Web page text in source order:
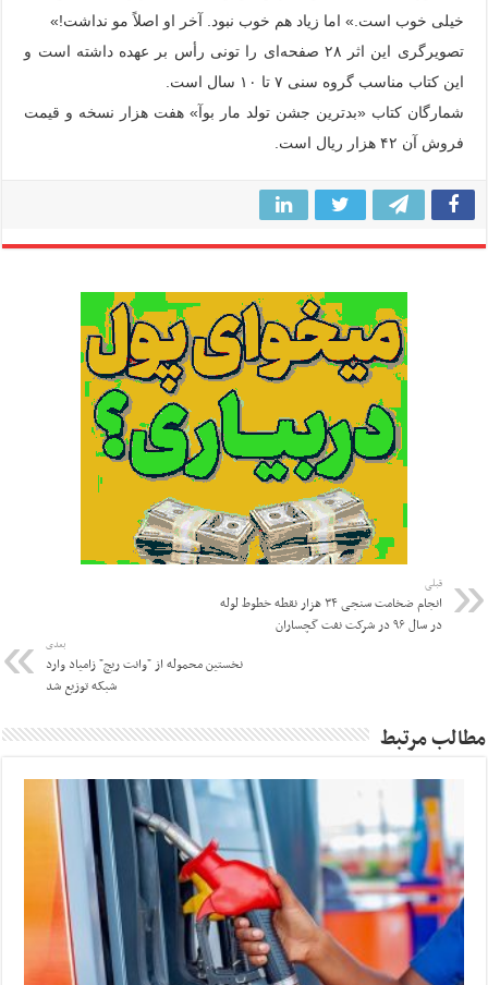
خیلی خوب است.» اما زیاد هم خوب نبود. آخر او اصلاً مو نداشت!»
تصویرگری این اثر ۲۸ صفحه‌ای را تونی رأس بر عهده داشته است و
این کتاب مناسب گروه سنی ۷ تا ۱۰ سال است.
شمارگان کتاب «بدترین جشن تولد مار بوآ» هفت هزار نسخه و قیمت
فروش آن ۴۲ هزار ریال است.
قبلی
انجام ضخامت سنجی ۳۴ هزار نقطه خطوط لوله
در سال ۹۶ در شرکت نفت گچساران
بعدی
نخستین محموله از "وانت ریچ" زامیاد وارد
شبکه توزیع شد
مطالب مرتبط